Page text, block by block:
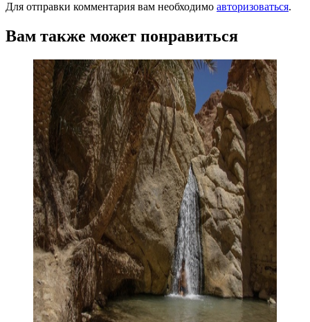
Для отправки комментария вам необходимо авторизоваться.
Вам также может понравиться